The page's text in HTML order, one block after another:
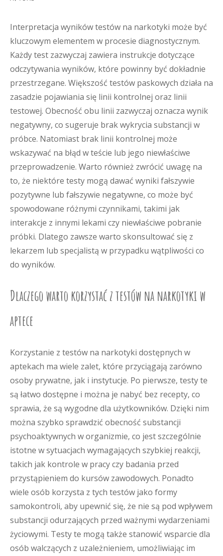
Interpretacja wyników testów na narkotyki może być
kluczowym elementem w procesie diagnostycznym.
Każdy test zazwyczaj zawiera instrukcje dotyczące
odczytywania wyników, które powinny być dokładnie
przestrzegane. Większość testów paskowych działa na
zasadzie pojawiania się linii kontrolnej oraz linii
testowej. Obecność obu linii zazwyczaj oznacza wynik
negatywny, co sugeruje brak wykrycia substancji w
próbce. Natomiast brak linii kontrolnej może
wskazywać na błąd w teście lub jego niewłaściwe
przeprowadzenie. Warto również zwrócić uwagę na
to, że niektóre testy mogą dawać wyniki fałszywie
pozytywne lub fałszywie negatywne, co może być
spowodowane różnymi czynnikami, takimi jak
interakcje z innymi lekami czy niewłaściwe pobranie
próbki. Dlatego zawsze warto skonsultować się z
lekarzem lub specjalistą w przypadku wątpliwości co
do wyników.
Dlaczego warto korzystać z testów na narkotyki w
aptece
Korzystanie z testów na narkotyki dostępnych w
aptekach ma wiele zalet, które przyciągają zarówno
osoby prywatne, jak i instytucje. Po pierwsze, testy te
są łatwo dostępne i można je nabyć bez recepty, co
sprawia, że są wygodne dla użytkowników. Dzięki nim
można szybko sprawdzić obecność substancji
psychoaktywnych w organizmie, co jest szczególnie
istotne w sytuacjach wymagających szybkiej reakcji,
takich jak kontrole w pracy czy badania przed
przystąpieniem do kursów zawodowych. Ponadto
wiele osób korzysta z tych testów jako formy
samokontroli, aby upewnić się, że nie są pod wpływem
substancji odurzających przed ważnymi wydarzeniami
życiowymi. Testy te mogą także stanowić wsparcie dla
osób walczących z uzależnieniem, umożliwiając im